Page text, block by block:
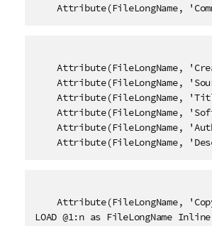
Attribute(FileLongName,
Attribute(FileLongName,
Attribute(FileLongName,
Attribute(FileLongName,
Attribute(FileLongName,
Attribute(FileLongName,
Attribute(FileLongName,
Attribute(FileLongName,
LOAD @1:n as FileLongName